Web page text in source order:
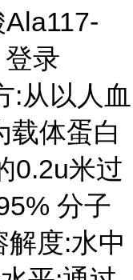
录
:从以人血
载体蛋白
0.2u米过
分子
度:水中